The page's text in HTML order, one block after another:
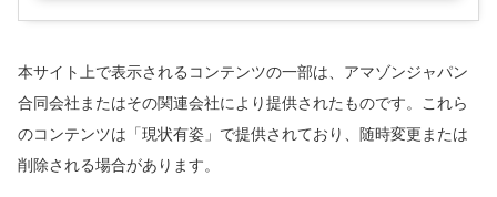
本サイト上で表示されるコンテンツの一部は、アマゾンジャパン
合同会社またはその関連会社により提供されたものです。これら
のコンテンツは「現状有姿」で提供されており、随時変更または
削除される場合があります。